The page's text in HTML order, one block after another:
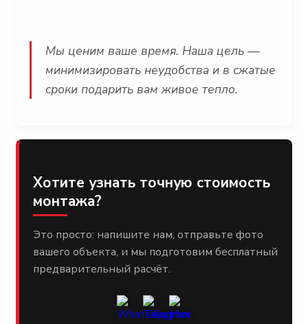
Мы ценим ваше время. Наша цель —
минимизировать неудобства и в сжатые
сроки подарить вам живое тепло.
Хотите узнать точную стоимость
монтажа?
Это просто: напишите нам, отправьте фото
вашего объекта, и мы подготовим бесплатный
предварительный расчёт.